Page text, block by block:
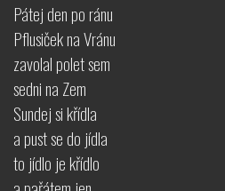
Pátej den po ránu
Pflusiček na Vránu
zavolal polet sem
sedni na Zem
Sundej si křídla
a pust se do jídla
to jídlo je křídlo